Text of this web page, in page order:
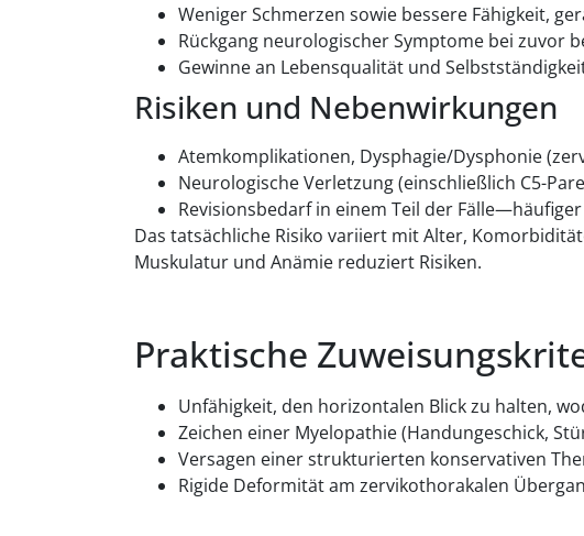
Weniger Schmerzen sowie bessere Fähigkeit,
Rückgang neurologischer Symptome bei zuvor
Gewinne an Lebensqualität und
Risiken und Nebenwirkungen
Atemkomplikationen, Dysphagie/Dysphonie
Neurologische Verletzung (einschließlich C5-
Revisionsbedarf in einem Teil der
Das tatsächliche Risiko variiert mit Alter,
Muskulatur und Anämie reduziert Risiken.
Praktische
Unfähigkeit, den horizontalen Blick zu halten,
Zeichen einer Myelopathie (Handungeschick,
Versagen einer strukturierten konservativen
Rigide Deformität am zervikothorakalen